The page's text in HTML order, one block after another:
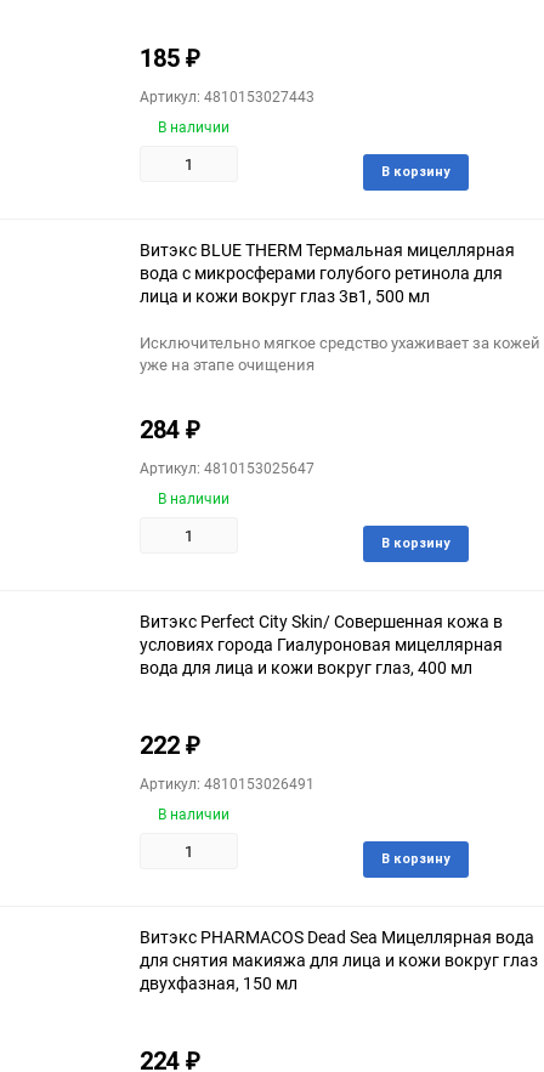
185 ₽
Артикул: 4810153027443
В наличии
В корзину
Витэкс BLUE THERM Термальная мицеллярная
вода с микросферами голубого ретинола для
лица и кожи вокруг глаз 3в1, 500 мл
Исключительно мягкое средство ухаживает за кожей
уже на этапе очищения
284 ₽
Артикул: 4810153025647
В наличии
В корзину
Витэкс Perfect City Skin/ Совершенная кожа в
условиях города Гиалуроновая мицеллярная
вода для лица и кожи вокруг глаз, 400 мл
222 ₽
Артикул: 4810153026491
В наличии
В корзину
Витэкс PHARMACOS Dead Sea Мицеллярная вода
для снятия макияжа для лица и кожи вокруг глаз
двухфазная, 150 мл
224 ₽